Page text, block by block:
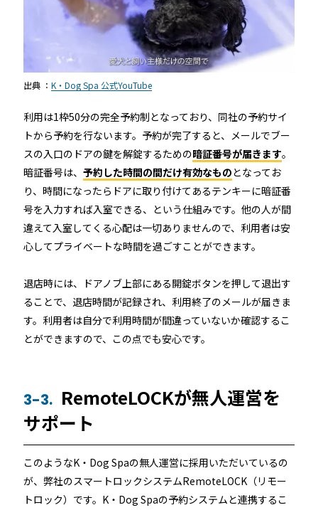
出典 ： K・Dog Spa 公式YouTube
利用は1枠50分の完全予約制となっており、同社の予約サイ
トから予約を行ないます。予約が完了すると、メールでブー
スの入口のドアの鍵を解錠するための暗証番号が届きます。
暗証番号は、 予約した時間の間だけ有効なものとなってお
り、時間になったらドアに取り付けてあるテンキーに暗証番
号を入力すれば入室できる、という仕組みです。他の人が間
違えて入室してくる心配は一切ありませんので、利用者は安
心してプライベートな時間を過ごすことができます。
退店時には、ドアノブ上部にある開錠ボタンを押して退出す
ることで、退店時間が記録され、利用終了のメールが届きま
す。利用者は自分で利用時間が間違っていないか確認するこ
とができますので、この点でも安心です。
3-3. RemoteLOCKが無人運営を
サポート
このようなK・Dog Spaの無人運営に採用いただいているの
が、弊社のスマートロックシステムRemoteLOCK（リモー
トロック）です。K・Dog Spaの予約システムと連携するこ